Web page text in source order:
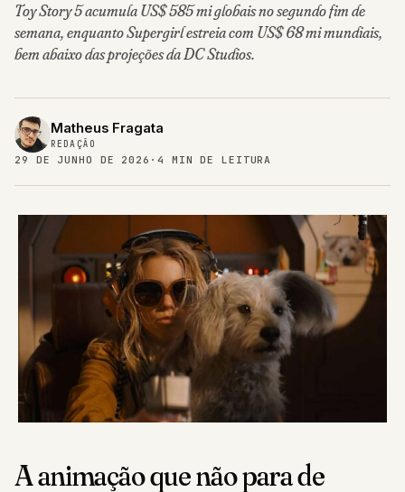
Toy Story 5 acumula US$ 585 mi globais no segundo fim de
semana, enquanto Supergirl estreia com US$ 68 mi mundiais,
bem abaixo das projeções da DC Studios.
Matheus Fragata
REDAÇÃO
29 DE JUNHO DE 2026 · 4 MIN DE LEITURA
A animação que não para de